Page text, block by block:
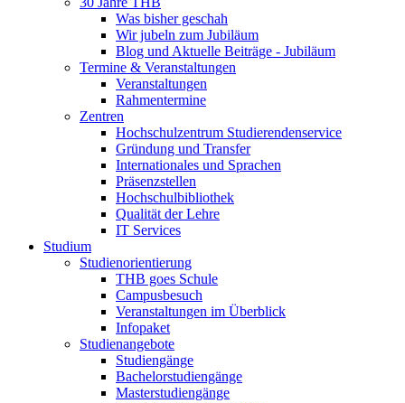
Was bisher geschah
Wir jubeln zum Jubiläum
Blog und Aktuelle Beiträge - Jubiläum
Termine & Veranstaltungen
Veranstaltungen
Rahmentermine
Zentren
Hochschulzentrum Studierendenservice
Gründung und Transfer
Internationales und Sprachen
Präsenzstellen
Hochschulbibliothek
Qualität der Lehre
IT Services
Studium
Studienorientierung
THB goes Schule
Campusbesuch
Veranstaltungen im Überblick
Infopaket
Studienangebote
Studiengänge
Bachelorstudiengänge
Masterstudiengänge